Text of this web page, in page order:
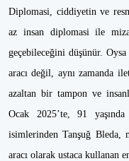
Diplomasi, ciddiyetin ve
az insan diplomasi ile
geçebileceğini düşünür.
aracı değil, aynı zamanda
azaltan bir tampon ve
Ocak 2025’te, 91
isimlerinden Tanşuğ Bleda,
aracı olarak ustaca kullanan